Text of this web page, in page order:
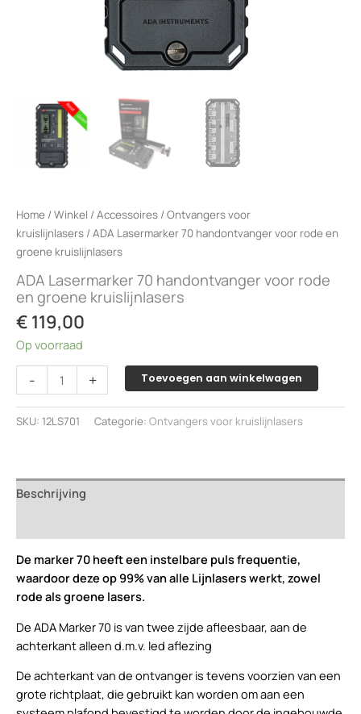
Home /Winkel /Accessoires /Ontvangers voor
kruislijnlasers / ADA Lasermarker 70 handontvanger voor rode en
groene kruislijnlasers
ADA Lasermarker 70 handontvanger voor rode
en groene kruislijnlasers
€ 119,00
Op voorraad
-
Lasermarker
70
handontvanger
en
groene
aantal
+ Toevoegen aan winkelwagen
SKU: 12LS701 Categorie: Ontvangers voor kruislijnlasers
Beschrijving
De marker 70 heeft een instelbare puls frequentie,
waardoor deze op 99% van alle Lijnlasers werkt, zowel
rode als groene lasers.
De ADA Marker 70 is van twee zijde afleesbaar, aan de
achterkant alleen d.m.v. led aflezing
De achterkant van de ontvanger is tevens voorzien van een
grote richtplaat, die gebruikt kan worden om aan een